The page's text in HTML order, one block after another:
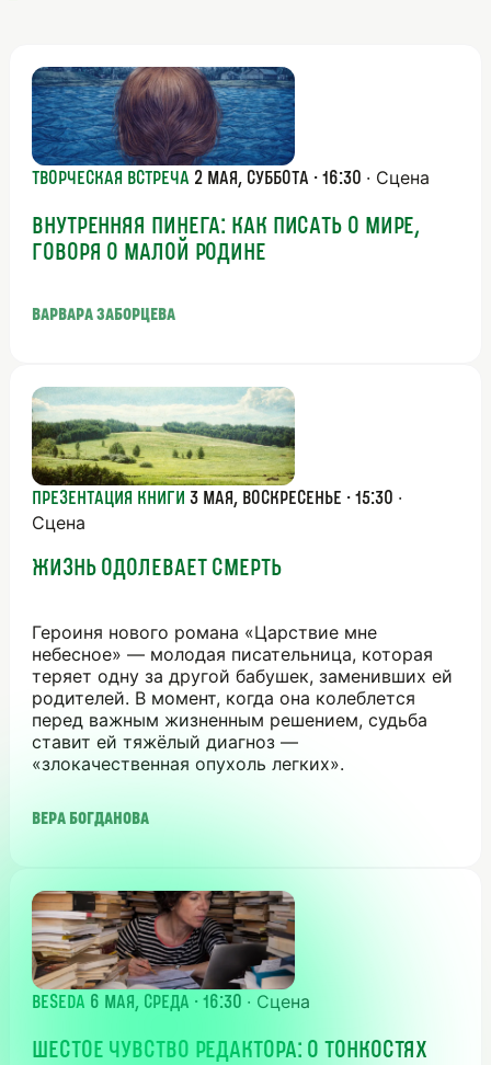
Творческая встреча 2 мая, суббота · 16:30 · Сцена
ВНУТРЕННЯЯ ПИНЕГА: КАК ПИСАТЬ О МИРЕ,
ГОВОРЯ О МАЛОЙ РОДИНЕ
Варвара Заборцева
Презентация книги 3 мая, воскресенье · 15:30 ·
Сцена
ЖИЗНЬ ОДОЛЕВАЕТ СМЕРТЬ
Героиня нового романа «Царствие мне
небесное» — молодая писательница, которая
теряет одну за другой бабушек, заменивших ей
родителей. В момент, когда она колеблется
перед важным жизненным решением, судьба
ставит ей тяжёлый диагноз —
«злокачественная опухоль легких».
Вера Богданова
beseda 6 мая, среда · 16:30 · Сцена
ШЕСТОЕ ЧУВСТВО РЕДАКТОРА: О ТОНКОСТЯХ